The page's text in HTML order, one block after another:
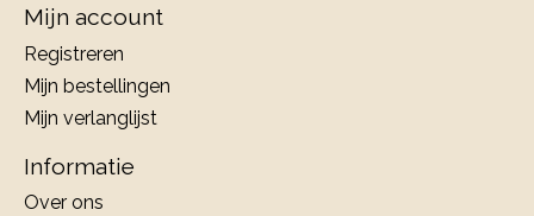
Mijn account
Registreren
Mijn bestellingen
Mijn verlanglijst
Informatie
Over ons